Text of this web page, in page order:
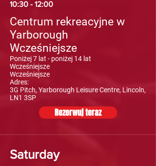
10:30 - 12:00
Centrum rekreacyjne w
Yarborough
Wcześniejsze
Poniżej 7 lat - poniżej 14 lat
Wcześniejsze
Wcześniejsze
Adres:
3G Pitch, Yarborough Leisure Centre, Lincoln,
LN1 3SP
Rezerwuj teraz
Saturday